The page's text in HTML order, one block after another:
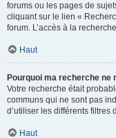
forums ou les pages de
cliquant sur le lien «
forum. L’accès à la
Haut
Pourquoi ma recherche ne
Votre recherche était
communs qui ne sont pas
d’utiliser les différents
Haut